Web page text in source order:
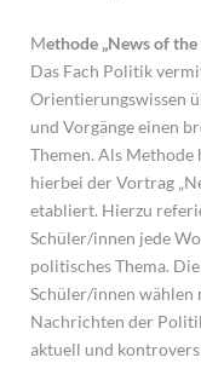
Methode „News of the
Das Fach Politik
Orientierungswissen
und Vorgänge einen
Themen. Als Methode
hierbei der Vortrag
etabliert. Hierzu
Schüler/innen jede
politisches Thema. Die
Schüler/innen wählen
Nachrichten der
aktuell und